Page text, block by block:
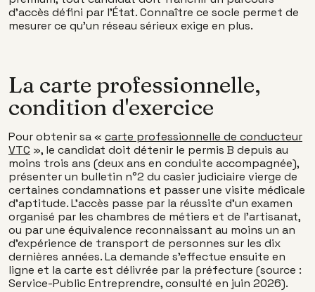
d'accès défini par l'État. Connaître ce socle permet de
mesurer ce qu'un réseau sérieux exige en plus.
La carte professionnelle,
condition d'exercice
Pour obtenir sa « carte professionnelle de conducteur
VTC », le candidat doit détenir le permis B depuis au
moins trois ans (deux ans en conduite accompagnée),
présenter un bulletin n°2 du casier judiciaire vierge de
certaines condamnations et passer une visite médicale
d'aptitude. L'accès passe par la réussite d'un examen
organisé par les chambres de métiers et de l'artisanat,
ou par une équivalence reconnaissant au moins un an
d'expérience de transport de personnes sur les dix
dernières années. La demande s'effectue ensuite en
ligne et la carte est délivrée par la préfecture (source :
Service-Public Entreprendre, consulté en juin 2026).